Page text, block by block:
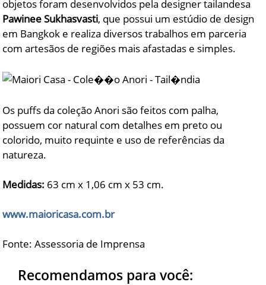
objetos foram desenvolvidos pela designer tailandesa
Pawinee Sukhasvasti, que possui um estúdio de design
em Bangkok e realiza diversos trabalhos em parceria
com artesãos de regiões mais afastadas e simples.
Os puffs da coleção Anori são feitos com palha,
possuem cor natural com detalhes em preto ou
colorido, muito requinte e uso de referências da
natureza.
Medidas: 63 cm x 1,06 cm x 53 cm.
www.maioricasa.com.br
Fonte: Assessoria de Imprensa
Recomendamos para você: